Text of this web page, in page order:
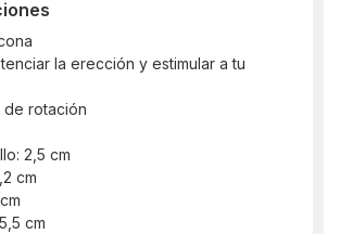
la erección y estimular a tu
de rotación
2,5 cm
cm
cm